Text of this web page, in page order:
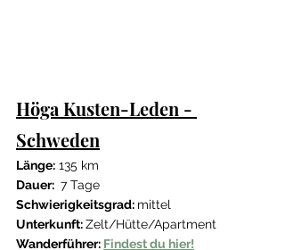
Höga Kusten-Leden -
Schweden
Länge: 135 km
Dauer: 7 Tage
Schwierigkeitsgrad: mittel
Unterkunft: Zelt/Hütte/Apartment
Wanderführer: Findest du hier!